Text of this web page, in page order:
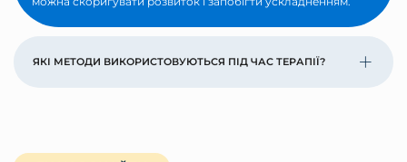
ЯКІ МЕТОДИ ВИКОРИСТОВУЮТЬСЯ ПІД ЧАС ТЕРАПІЇ?